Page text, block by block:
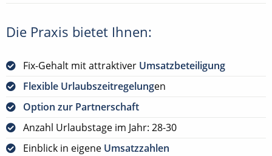
Die Praxis bietet Ihnen:
Fix-Gehalt mit attraktiver Umsatzbeteiligung
Flexible Urlaubszeitregelungen
Option zur Partnerschaft
Anzahl Urlaubstage im Jahr: 28-30
Einblick in eigene Umsatzzahlen